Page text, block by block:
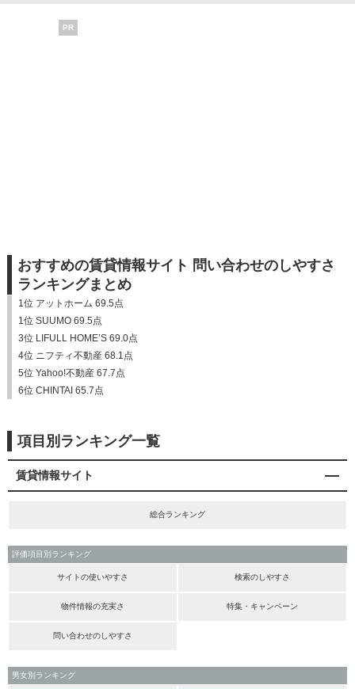
PR
おすすめの賃貸情報サイト 問い合わせのしやすさ
ランキングまとめ
1位 アットホーム 69.5点
1位 SUUMO 69.5点
3位 LIFULL HOME’S 69.0点
4位 ニフティ不動産 68.1点
5位 Yahoo!不動産 67.7点
6位 CHINTAI 65.7点
項目別ランキング一覧
賃貸情報サイト
総合ランキング
評価項目別ランキング
サイトの使いやすさ 検索のしやすさ
物件情報の充実さ 特集・キャンペーン
問い合わせのしやすさ
男女別ランキング